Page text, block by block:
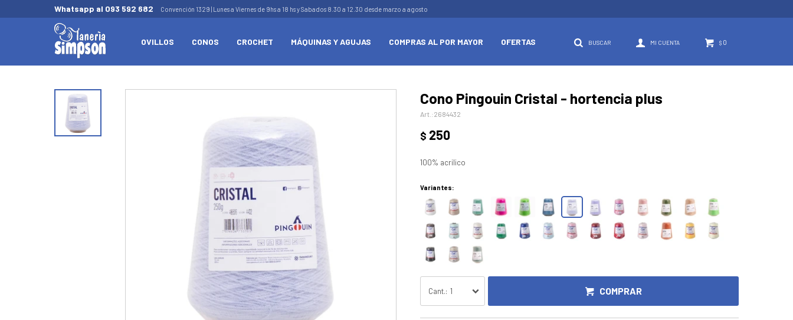
OVILLOS CONOS CROCHET MÁQUINAS Y AGUJAS COMPRAS AL POR MAYOR OFERTAS $ 0
Whatsapp al 093 592 682 Convención 1329 | Lunes a Viernes de 9hs a 18 hs y Sabados 8.30 a 12.30 desde marzo a agosto
Cono Pingouin Cristal - hortencia plus
2684432
$ 250
100% acrilico
Variantes:
1 COMPRAR